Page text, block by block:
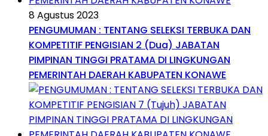
8 Agustus 2023
PENGUMUMAN : TENTANG SELEKSI TERBUKA DAN
KOMPETITIF PENGISIAN 2 (Dua) JABATAN
PIMPINAN TINGGI PRATAMA DI LINGKUNGAN
PEMERINTAH DAERAH KABUPATEN KONAWE